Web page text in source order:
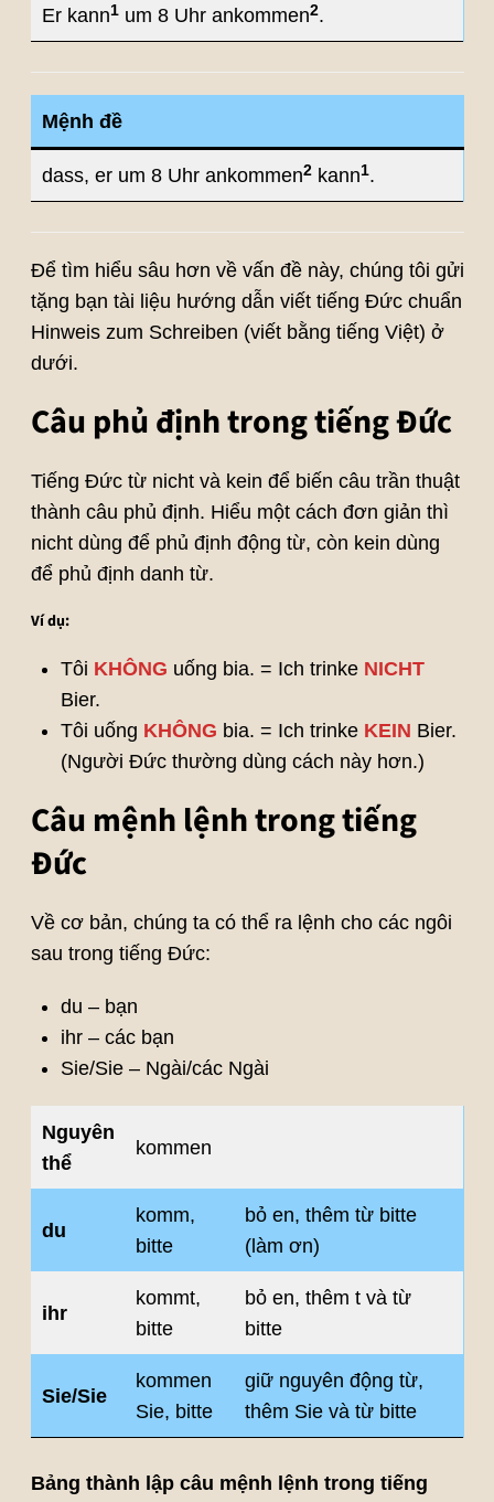
Er kann1um 8 Uhr ankommen2.
Mệnh đề
dass, er um 8 Uhr ankommen2kann1.
Để tìm hiểu sâu hơn về vấn đề này, chúng tôi gửi
tặng bạn tài liệu hướng dẫn viết tiếng Đức chuẩn
Hinweis zum Schreiben (viết bằng tiếng Việt) ở
dưới.
Câu phủ định trong tiếng Đức
Tiếng Đức từ nicht và kein để biến câu trần thuật
thành câu phủ định. Hiểu một cách đơn giản thì
nicht dùng để phủ định động từ, còn kein dùng
để phủ định danh từ.
Ví dụ:
Tôi KHÔNG uống bia. = Ich trinke NICHT
Bier.
Tôi uống KHÔNG bia. = Ich trinke KEIN Bier.
(Người Đức thường dùng cách này hơn.)
Câu mệnh lệnh trong tiếng
Đức
Về cơ bản, chúng ta có thể ra lệnh cho các ngôi
sau trong tiếng Đức:
du – bạn
ihr – các bạn
Sie/Sie – Ngài/các Ngài
Nguyên
thể
kommen
du
komm,
bitte
bỏ en, thêm từ bitte
(làm ơn)
ihr
kommt,
bitte
bỏ en, thêm t và từ
bitte
Sie/Sie
kommen
Sie, bitte
giữ nguyên động từ,
thêm Sie và từ bitte
Bảng thành lập câu mệnh lệnh trong tiếng